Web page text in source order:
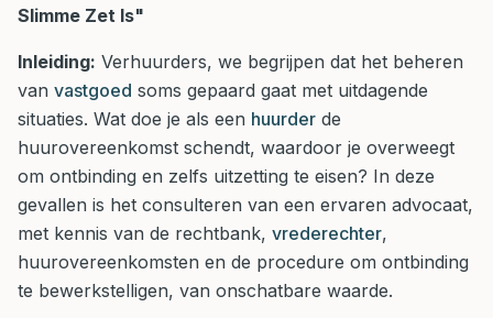
Slimme Zet Is"
Inleiding: Verhuurders, we begrijpen dat het beheren
van vastgoed soms gepaard gaat met uitdagende
situaties. Wat doe je als een huurder de
huurovereenkomst schendt, waardoor je overweegt
om ontbinding en zelfs uitzetting te eisen? In deze
gevallen is het consulteren van een ervaren advocaat,
met kennis van de rechtbank, vrederechter,
huurovereenkomsten en de procedure om ontbinding
te bewerkstelligen, van onschatbare waarde.